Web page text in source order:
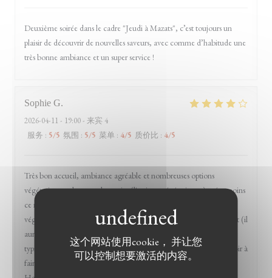
这个网站使用cookie， 并让您
可以控制想要激活的内容。
Deuxième soirée dans le cadre "Jeudi à Mazats", c’est toujours un
plaisir de découvrir de nouvelles saveurs, avec comme d’habitude une
très bonne ambiance et un super service !
Sophie G
2026-04-11 - 19:00 - 来宾 4
服务 : 5/5 氛围 : 5/5 菜单 : 4/5 质价比 : 4/5
Très bon accueil, ambiance agréable et nombreuses options
végétariennes dont un plat entier (l'assiette végétarienne), néanmoins
ce restaurant m'était indiqué comme disposant d'options
végétaliennes et au final, à part quelques entrées, il n'y en a pas tant (il
aurait fallu composer l'assiette végétarienne sur mesure, c'est
typiquement ces demandes d'ajustements que j'apprécie ne pas avoir à
faire en allant dans des restos pré-sélectionnés sur l'application